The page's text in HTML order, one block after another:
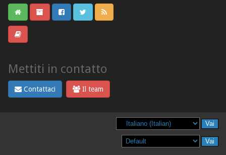
Mettiti in contatto
Contattaci Il team